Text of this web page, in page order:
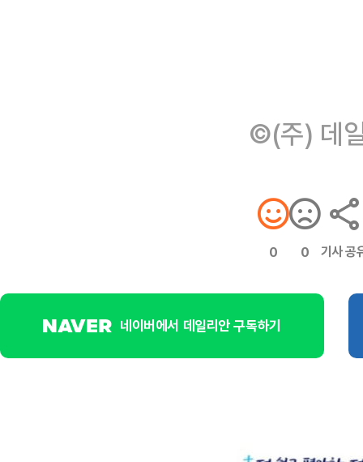
©(주) 데
0 0 기사 공
네이버에서 데일리안 구독하기